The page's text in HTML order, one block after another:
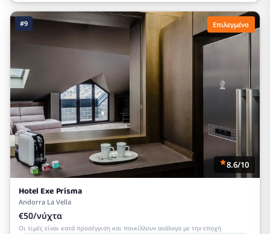
#9 Επιλεγμένο
8.6/10
Hotel Exe Prisma
Andorra La Vella
€50/νύχτα
Οι τιμές είναι κατά προσέγγιση και ποικίλλουν ανάλογα με την εποχή